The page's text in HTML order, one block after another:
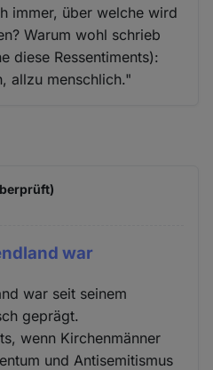
immer, über welche wird
Warum wohl schrieb
diese Ressentiments):
allzu menschlich."
war
war seit seinem
geprägt.
wenn Kirchenmänner
und Antisemitismus